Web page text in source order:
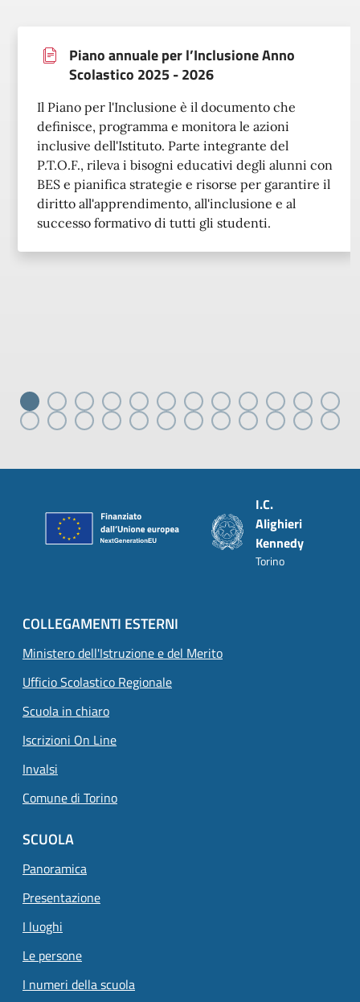
Piano annuale per l’Inclusione Anno
Scolastico 2025 - 2026
Il Piano per l'Inclusione è il documento che
definisce, programma e monitora le azioni
inclusive dell'Istituto. Parte integrante del
P.T.O.F., rileva i bisogni educativi degli alunni con
BES e pianifica strategie e risorse per garantire il
diritto all'apprendimento, all'inclusione e al
successo formativo di tutti gli studenti.
I.C.
Alighieri
Kennedy
Torino
COLLEGAMENTI ESTERNI
Ministero dell'Istruzione e del Merito
Ufficio Scolastico Regionale
Scuola in chiaro
Iscrizioni On Line
Invalsi
Comune di Torino
SCUOLA
Panoramica
Presentazione
I luoghi
Le persone
I numeri della scuola